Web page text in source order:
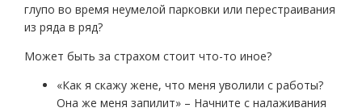
глупо во время неумелой парковки или перестраивания
из ряда в ряд?
Может быть за страхом стоит что-то иное?
«Как я скажу жене, что меня уволили с работы?
Она же меня запилит» – Начните с налаживания